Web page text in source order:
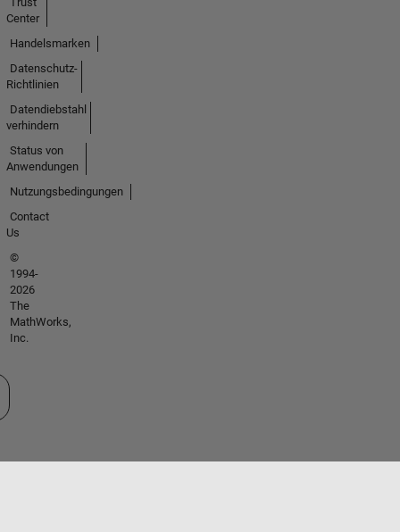
Center
Handelsmarken
Datenschutz-
Richtlinien
Datendiebstahl
verhindern
Status von
Anwendungen
Nutzungsbedingungen
Contact
Us
©
1994-
2026
The
MathWorks,
Inc.